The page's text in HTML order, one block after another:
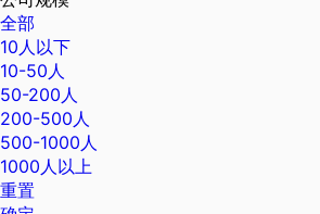
全部
10人以下
10-50人
50-200人
200-500人
500-1000人
1000人以上
重置